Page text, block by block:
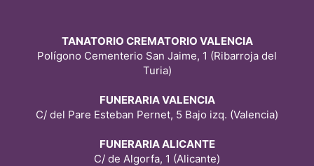
TANATORIO CREMATORIO VALENCIA
Polígono Cementerio San Jaime, 1 (Ribarroja del
Turia)
FUNERARIA VALENCIA
C/ del Pare Esteban Pernet, 5 Bajo izq. (Valencia)
FUNERARIA ALICANTE
C/ de Algorfa, 1 (Alicante)